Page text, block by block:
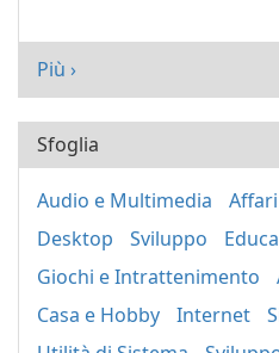
Più ›
Sfoglia
Audio e Multimedia Affari
Desktop
Sviluppo
Giochi e Intrattenimento
Casa e Hobby
Internet